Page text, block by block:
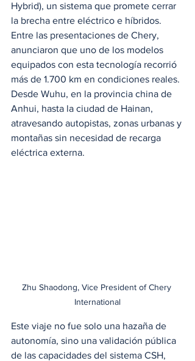
Hybrid), un sistema que promete cerrar
la brecha entre eléctrico e híbridos.
Entre las presentaciones de Chery,
anunciaron que uno de los modelos
equipados con esta tecnología recorrió
más de 1.700 km en condiciones reales.
Desde Wuhu, en la provincia china de
Anhui, hasta la ciudad de Hainan,
atravesando autopistas, zonas urbanas y
montañas sin necesidad de recarga
eléctrica externa.
Zhu Shaodong, Vice President of Chery
International
Este viaje no fue solo una hazaña de
autonomía, sino una validación pública
de las capacidades del sistema CSH,